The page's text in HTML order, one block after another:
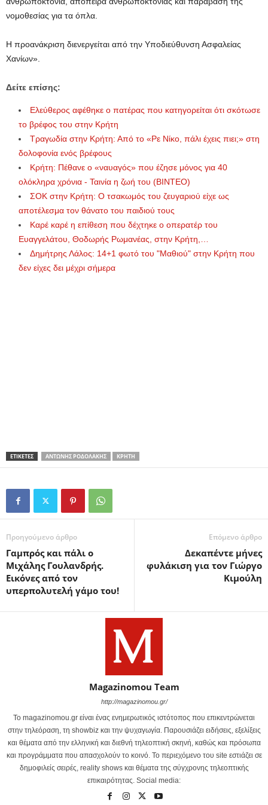
νομοθεσίας για τα όπλα.
Η προανάκριση διενεργείται από την Υποδιεύθυνση Ασφαλείας
Χανίων».
Δείτε επίσης:
Ελεύθερος αφέθηκε ο πατέρας που κατηγορείται ότι σκότωσε
το βρέφος του στην Κρήτη
Τραγωδία στην Κρήτη: Από το «Ρε Νίκο, πάλι έχεις πιει;» στη
δολοφονία ενός βρέφους
Κρήτη: Πέθανε ο «ναυαγός» που έζησε μόνος για 40
ολόκληρα χρόνια - Ταινία η ζωή του (ΒΙΝΤΕΟ)
ΣΟΚ στην Κρήτη: Ο τσακωμός του ζευγαριού είχε ως
αποτέλεσμα τον θάνατο του παιδιού τους
Καρέ καρέ η επίθεση που δέχτηκε ο οπερατέρ του
Ευαγγελάτου, Θοδωρής Ρωμανέας, στην Κρήτη,…
Δημήτρης Λάλος: 14+1 φωτό του "Μαθιού" στην Κρήτη που
δεν είχες δει μέχρι σήμερα
ΕΤΙΚΕΤΕΣ ΑΝΤΏΝΗΣ ΡΟΔΟΛΆΚΗΣ ΚΡΉΤΗ
Προηγούμενο άρθρο
Γαμπρός και πάλι ο
Μιχάλης Γουλανδρής.
Εικόνες από τον
υπερπολυτελή γάμο του!
Επόμενο άρθρο
Δεκαπέντε μήνες
φυλάκιση για τον Γιώργο
Κιμούλη
Magazinomou Team
http://magazinomou.gr/
Το magazinomou.gr είναι ένας ενημερωτικός ιστότοπος που επικεντρώνεται
στην τηλεόραση, τη showbiz και την ψυχαγωγία. Παρουσιάζει ειδήσεις, εξελίξεις
και θέματα από την ελληνική και διεθνή τηλεοπτική σκηνή, καθώς και πρόσωπα
και προγράμματα που απασχολούν το κοινό. Το περιεχόμενο του site εστιάζει σε
δημοφιλείς σειρές, reality shows και θέματα της σύγχρονης τηλεοπτικής
επικαιρότητας. Social media: